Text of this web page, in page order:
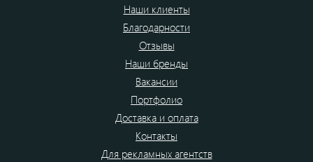
Наши клиенты
Благодарности
Отзывы
Наши бренды
Вакансии
Портфолио
Доставка и оплата
Контакты
Для рекламных агентств